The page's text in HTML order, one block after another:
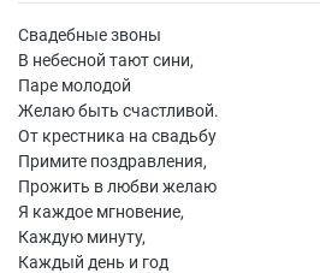
Свадебные звоны
В небесной тают сини,
Паре молодой
Желаю быть счастливой.
От крестника на свадьбу
Примите поздравления,
Прожить в любви желаю
Я каждое мгновение,
Каждую минуту,
Каждый день и год